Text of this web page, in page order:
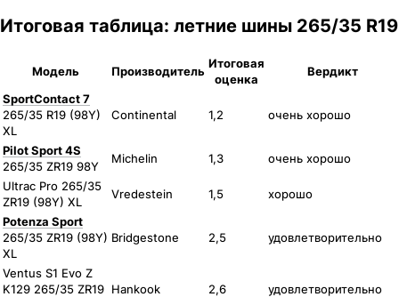
Итоговая таблица: летние шины 265/35 R19
Модель Производитель
Итоговая
оценка
Вердикт
SportContact 7
265/35 R19 (98Y)
XL
Continental 1,2 очень хорошо
Pilot Sport 4S
265/35 ZR19 98Y
Michelin 1,3
очень хорошо
Ultrac Pro 265/35
ZR19 (98Y) XL
Vredestein 1,5
хорошо
Potenza Sport
265/35 ZR19 (98Y)
XL
Bridgestone 2,5 удовлетворительно
Ventus S1 Evo Z
K129 265/35 ZR19 Hankook 2,6 удовлетворительно